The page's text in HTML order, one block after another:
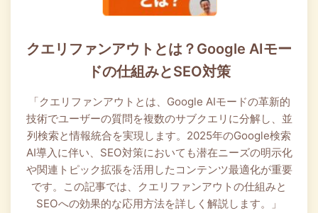
クエリファンアウトとは？Google AIモー
ドの仕組みとSEO対策
「クエリファンアウトとは、Google AIモードの革新的
技術でユーザーの質問を複数のサブクエリに分解し、並
列検索と情報統合を実現します。2025年のGoogle検索
AI導入に伴い、SEO対策においても潜在ニーズの明示化
や関連トピック拡張を活用したコンテンツ最適化が重要
です。この記事では、クエリファンアウトの仕組みと
SEOへの効果的な応用方法を詳しく解説します。」